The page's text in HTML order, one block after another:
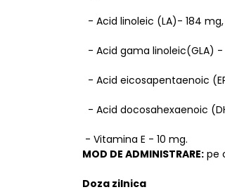
- Acid linoleic (LA)- 184 mg,
- Acid gama linoleic(GLA)
- Acid eicosapentaenoic
- Acid docosahexaenoic
- Vitamina E - 10 mg.
MOD DE ADMINISTRARE: pe
Doza zilnica